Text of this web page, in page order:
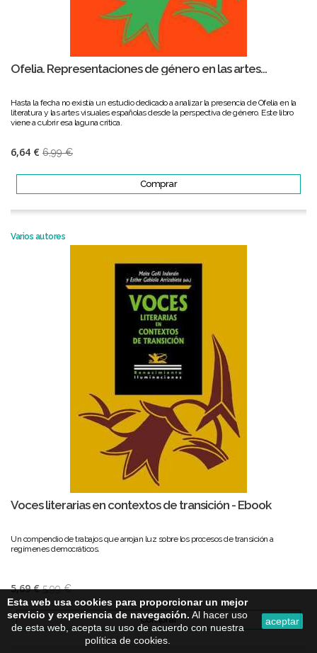
Ofelia. Representaciones de género en las artes...
Hasta la fecha no existía un estudio dedicado a analizar la presencia de Ofelia en la
literatura y las artes visuales españolas desde la perspectiva de género. Este libro
viene a cubrir esa laguna crítica.
6,64 € 6,99 €
Comprar
Varios autores
Voces literarias en contextos de transición - Ebook
Un compendio de trabajos que arrojan luz sobre los procesos de transición a
regímenes democráticos.
5,69 € 5,99 €
Comprar
Esta web usa cookies para proporcionar un mejor
servicio y experiencia de navegación. Al hacer uso
de esta web, acepta su uso de acuerdo con nuestra
política de cookies.
aceptar